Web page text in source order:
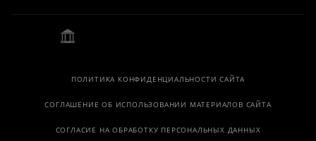
ПОЛИТИКА КОНФИДЕНЦИАЛЬНОСТИ САЙТА
СОГЛАШЕНИЕ ОБ ИСПОЛЬЗОВАНИИ МАТЕРИАЛОВ САЙТА
СОГЛАСИЕ НА ОБРАБОТКУ ПЕРСОНАЛЬНЫХ ДАННЫХ